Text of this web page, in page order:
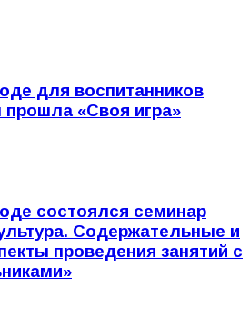
для воспитанников
«Своя игра»
состоялся семинар
Содержательные и
проведения занятий с